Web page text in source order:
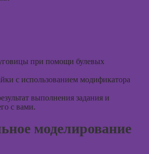
при помощи булевых
с использованием модификатора
выполнения задания и
с вами.
моделирование